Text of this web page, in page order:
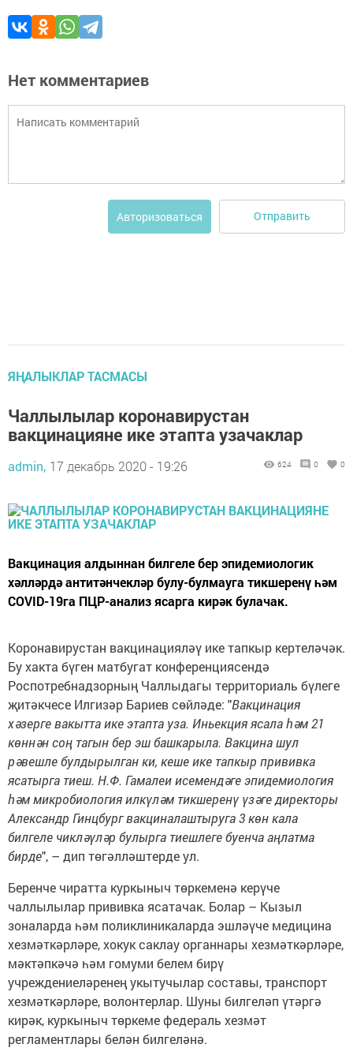
Нет комментариев
Авторизоваться Отправить
ЯҢАЛЫКЛАР ТАСМАСЫ
Чаллылылар коронавирустан
вакцинацияне ике этапта узачаклар
admin, 17 декабрь 2020 - 19:26 624 0 0
Вакцинация алдыннан билгеле бер эпидемиологик
хәлләрдә антитәнчекләр булу-булмауга тикшеренү һәм
COVID-19га ПЦР-анализ ясарга кирәк булачак.
Коронавирустан вакцинацияләү ике тапкыр кертеләчәк.
Бу хакта бүген матбугат конференциясендә
Роспотребнадзорның Чаллыдагы территориаль бүлеге
җитәкчесе Илгизәр Бариев сөйләде: "Вакцинация
хәзерге вакытта ике этапта уза. Иньекция ясала һәм 21
көннән соң тагын бер эш башкарыла. Вакцина шул
рәвешле булдырылган ки, кеше ике тапкыр прививка
ясатырга тиеш. Н.Ф. Гамалеи исемендәге эпидемиология
һәм микробиология илкүләм тикшеренү үзәге директоры
Александр Гинцбург вакциналаштыруга 3 көн кала
билгеле чикләүләр булырга тиешлеге буенча аңлатма
бирде", – дип төгәлләштерде ул.
Беренче чиратта куркыныч төркеменә керүче
чаллылылар прививка ясатачак. Болар – Кызыл
зоналарда һәм поликлиникаларда эшләүче медицина
хезмәткәрләре, хокук саклау органнары хезмәткәрләре,
мәктәпкәчә һәм гомуми белем бирү
учреждениеләренең укытучылар составы, транспорт
хезмәткәрләре, волонтерлар. Шуны билгеләп үтәргә
кирәк, куркыныч төркеме федераль хезмәт
регламентлары белән билгеләнә.